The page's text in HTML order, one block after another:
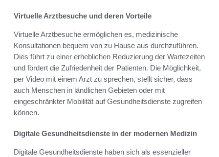
Virtuelle Arztbesuche und deren Vorteile
Virtuelle Arztbesuche ermöglichen es, medizinische
Konsultationen bequem von zu Hause aus durchzuführen.
Dies führt zu einer erheblichen Reduzierung der Wartezeiten
und fördert die Zufriedenheit der Patienten. Die Möglichkeit,
per Video mit einem Arzt zu sprechen, stellt sicher, dass
auch Menschen in ländlichen Gebieten oder mit
eingeschränkter Mobilität auf Gesundheitsdienste zugreifen
können.
Digitale Gesundheitsdienste in der modernen Medizin
Digitale Gesundheitsdienste haben sich als essenzieller